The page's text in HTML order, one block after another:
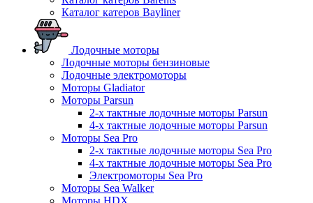
Каталог катеров Bayliner
Лодочные моторы
Лодочные моторы бензиновые
Лодочные электромоторы
Моторы Gladiator
Моторы Parsun
2-х тактные лодочные моторы Parsun
4-х тактные лодочные моторы Parsun
Моторы Sea Pro
2-х тактные лодочные моторы Sea Pro
4-х тактные лодочные моторы Sea Pro
Электромоторы Sea Pro
Моторы Sea Walker
Моторы HDX